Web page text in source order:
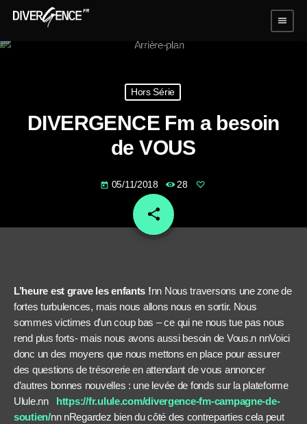
menu
Hors Série
DIVERGENCE Fm a besoin
de VOUS
today 05/11/2018 28
share
email
L’heure est grave les enfants !nn Nous traversons une zone de
fortes turbulences, mais nous allons nous en sortir. Nous
sommes victimes d’un coup bas – ce qui ne nous tue pas nous
rend plus forts- mais nous avons aussi besoin de Vous.n nnVoici
donc un des moyens que nous mettons en place pour assurer
des questions de trésorerie en attendant de vous annoncer
d’autres bonnes nouvelles : une levée de fonds sur la plateforme
Ulule.nn https://fr.ulule.com/divergence-fm-campagne-de-
soutien/nn nRegardez bien du côté des contreparties cela peut